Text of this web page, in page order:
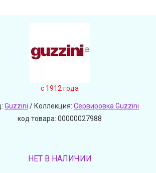
c 1912 года
Guzzini / Коллекция: Сервировка Guzzini
код товара: 00000027988
НЕТ В НАЛИЧИИ